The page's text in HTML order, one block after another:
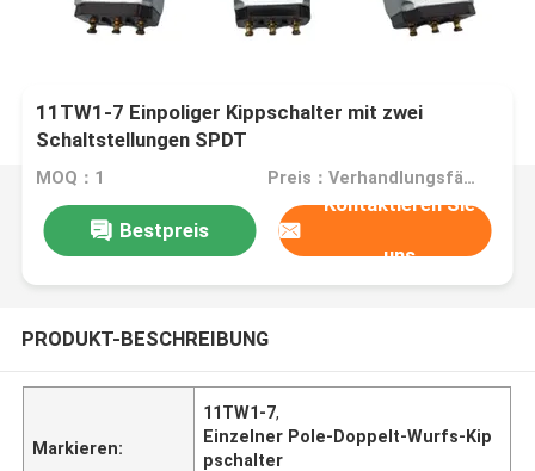
11TW1-7 Einpoliger Kippschalter mit zwei
Schaltstellungen SPDT
MOQ：1 Preis：Verhandlungsfähig
Bestpreis
Kontaktieren Sie
uns
PRODUKT-BESCHREIBUNG
Markieren:
11TW1-7,
Einzelner Pole-Doppelt-Wurfs-Kip
pschalter